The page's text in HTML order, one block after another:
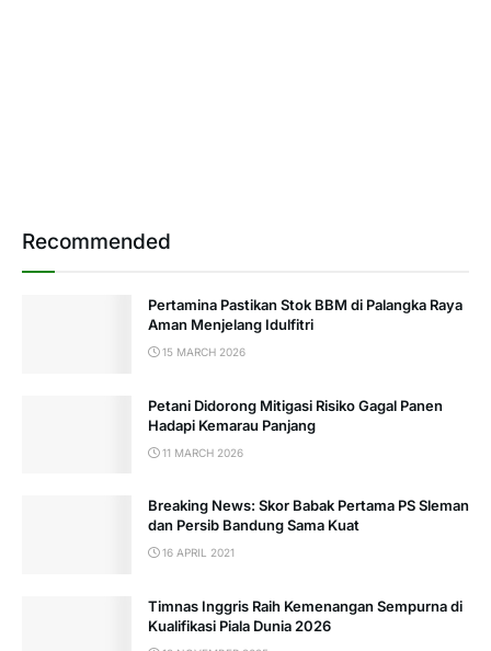
Recommended
Pertamina Pastikan Stok BBM di Palangka Raya
Aman Menjelang Idulfitri
15 MARCH 2026
Petani Didorong Mitigasi Risiko Gagal Panen
Hadapi Kemarau Panjang
11 MARCH 2026
Breaking News: Skor Babak Pertama PS Sleman
dan Persib Bandung Sama Kuat
16 APRIL 2021
Timnas Inggris Raih Kemenangan Sempurna di
Kualifikasi Piala Dunia 2026